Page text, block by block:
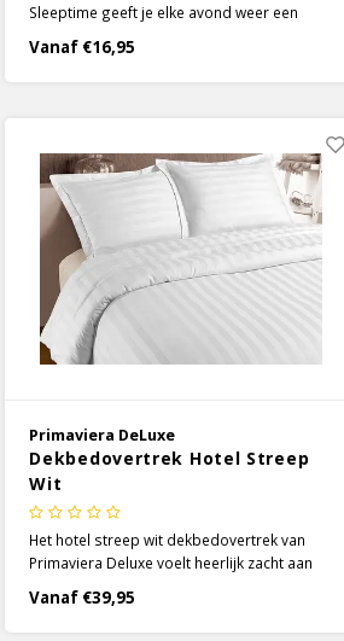
Sleeptime geeft je elke avond weer een
dekbedovertrek met een fris en mooi
design. Een mix van lichte kleuren omhullen
Vanaf €16,95
Primaviera DeLuxe
Dekbedovertrek Hotel Streep
Wit
Het hotel streep wit dekbedovertrek van
Primaviera Deluxe voelt heerlijk zacht aan
prachtige satijnen dekbedovertrek heeft
een luxe verticaal streepdesign met glans
Vanaf €39,95